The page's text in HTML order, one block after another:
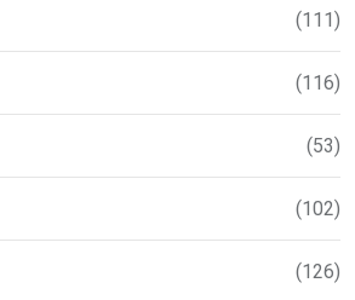
(111)
(116)
(53)
(102)
(126)